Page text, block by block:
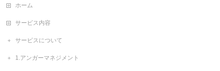
ホーム
サービス内容
サービスについて
1.アンガーマネジメント